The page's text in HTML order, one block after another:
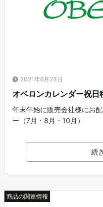
2021年6月23日
オベロンカレンダー祝日
年末年始に販売会社様にお
ー（7月・8月・10月）
続
商品の関連情報